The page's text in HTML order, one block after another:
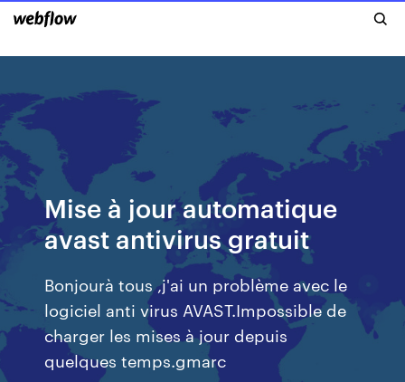
Mise à jour automatique
avast antivirus gratuit
Bonjourà tous ,j'ai un problème avec le
logiciel anti virus AVAST.Impossible de
charger les mises à jour depuis
quelques temps.gmarc